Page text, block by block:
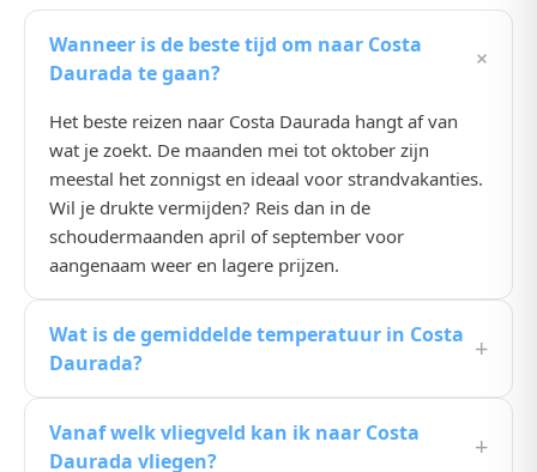
Wanneer is de beste tijd om naar Costa
Daurada te gaan?
+
Het beste reizen naar Costa Daurada hangt af van
wat je zoekt. De maanden mei tot oktober zijn
meestal het zonnigst en ideaal voor strandvakanties.
Wil je drukte vermijden? Reis dan in de
schoudermaanden april of september voor
aangenaam weer en lagere prijzen.
Wat is de gemiddelde temperatuur in Costa
Daurada?
+
de zomermaanden rond de 25, 30°C. In de winter
Vanaf welk vliegveld kan ik naar Costa
Daurada vliegen?
+